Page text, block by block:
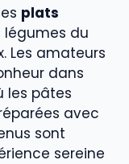
plats
du
Les amateurs
dans
les pâtes
avec
sont
sereine